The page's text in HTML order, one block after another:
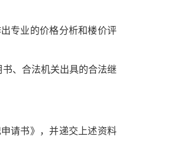
专业的价格分析和楼价评
、合法机关出具的合法继
请书》，并递交上述资料